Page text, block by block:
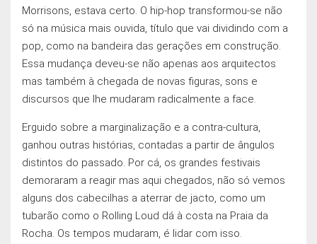
Morrisons, estava certo. O hip-hop transformou-se não
só na música mais ouvida, título que vai dividindo com a
pop, como na bandeira das gerações em construção.
Essa mudança deveu-se não apenas aos arquitectos
mas também à chegada de novas figuras, sons e
discursos que lhe mudaram radicalmente a face.
Erguido sobre a marginalização e a contra-cultura,
ganhou outras histórias, contadas a partir de ângulos
distintos do passado. Por cá, os grandes festivais
demoraram a reagir mas aqui chegados, não só vemos
alguns dos cabecilhas a aterrar de jacto, como um
tubarão como o Rolling Loud dá à costa na Praia da
Rocha. Os tempos mudaram, é lidar com isso.